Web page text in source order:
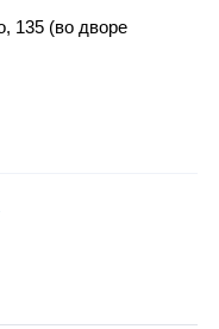
135 (во дворе